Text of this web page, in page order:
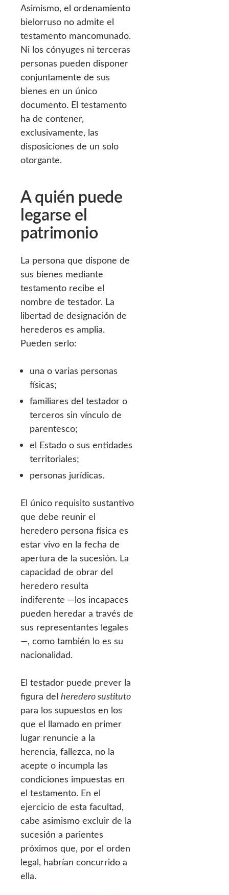
Asimismo, el ordenamiento
bielorruso no admite el
testamento mancomunado.
Ni los cónyuges ni terceras
personas pueden disponer
conjuntamente de sus
bienes en un único
documento. El testamento
ha de contener,
exclusivamente, las
disposiciones de un solo
otorgante.
A quién puede
legarse el
patrimonio
La persona que dispone de
sus bienes mediante
testamento recibe el
nombre de testador. La
libertad de designación de
herederos es amplia.
Pueden serlo:
una o varias personas
físicas;
familiares del testador o
terceros sin vínculo de
parentesco;
el Estado o sus entidades
territoriales;
personas jurídicas.
El único requisito sustantivo
que debe reunir el
heredero persona física es
estar vivo en la fecha de
apertura de la sucesión. La
capacidad de obrar del
heredero resulta
indiferente —los incapaces
pueden heredar a través de
sus representantes legales
—, como también lo es su
nacionalidad.
El testador puede prever la
figura del heredero sustituto
para los supuestos en los
que el llamado en primer
lugar renuncie a la
herencia, fallezca, no la
acepte o incumpla las
condiciones impuestas en
el testamento. En el
ejercicio de esta facultad,
cabe asimismo excluir de la
sucesión a parientes
próximos que, por el orden
legal, habrían concurrido a
ella.